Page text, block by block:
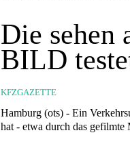
Die sehen
BILD
KFZGAZETTE
Hamburg (ots) - Ein Verkehrsunfall kostet Geld, Zeit und Nerven. Gut, wenn man Beweise
hat - etwa durch das gefilmte